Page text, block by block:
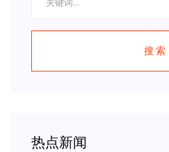
搜索
热点新闻